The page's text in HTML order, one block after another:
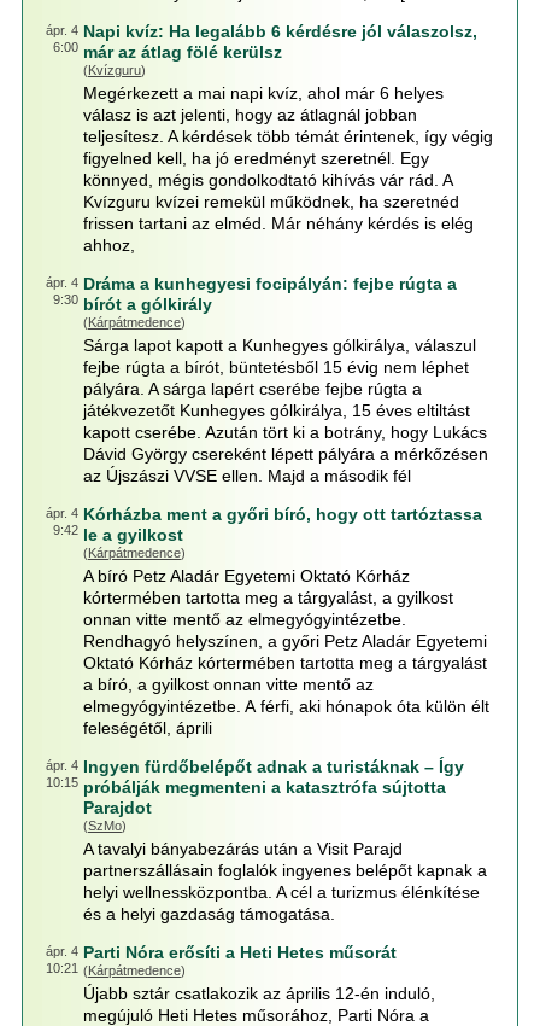
ápr. 4
6:00
Napi kvíz: Ha legalább 6 kérdésre jól válaszolsz,
már az átlag fölé kerülsz
(Kvízguru)
Megérkezett a mai napi kvíz, ahol már 6 helyes
válasz is azt jelenti, hogy az átlagnál jobban
teljesítesz. A kérdések több témát érintenek, így végig
figyelned kell, ha jó eredményt szeretnél. Egy
könnyed, mégis gondolkodtató kihívás vár rád. A
Kvízguru kvízei remekül működnek, ha szeretnéd
frissen tartani az elméd. Már néhány kérdés is elég
ahhoz,
ápr. 4
9:30
Dráma a kunhegyesi focipályán: fejbe rúgta a
bírót a gólkirály
(Kárpátmedence)
Sárga lapot kapott a Kunhegyes gólkirálya, válaszul
fejbe rúgta a bírót, büntetésből 15 évig nem léphet
pályára. A sárga lapért cserébe fejbe rúgta a
játékvezetőt Kunhegyes gólkirálya, 15 éves eltiltást
kapott cserébe. Azután tört ki a botrány, hogy Lukács
Dávid György csereként lépett pályára a mérkőzésen
az Újszászi VVSE ellen. Majd a második fél
ápr. 4
9:42
Kórházba ment a győri bíró, hogy ott tartóztassa
le a gyilkost
(Kárpátmedence)
A bíró Petz Aladár Egyetemi Oktató Kórház
kórtermében tartotta meg a tárgyalást, a gyilkost
onnan vitte mentő az elmegyógyintézetbe.
Rendhagyó helyszínen, a győri Petz Aladár Egyetemi
Oktató Kórház kórtermében tartotta meg a tárgyalást
a bíró, a gyilkost onnan vitte mentő az
elmegyógyintézetbe. A férfi, aki hónapok óta külön élt
feleségétől, áprili
ápr. 4
10:15
Ingyen fürdőbelépőt adnak a turistáknak – Így
próbálják megmenteni a katasztrófa sújtotta
Parajdot
(SzMo)
A tavalyi bányabezárás után a Visit Parajd
partnerszállásain foglalók ingyenes belépőt kapnak a
helyi wellnessközpontba. A cél a turizmus élénkítése
és a helyi gazdaság támogatása.
ápr. 4
10:21
Parti Nóra erősíti a Heti Hetes műsorát
(Kárpátmedence)
Újabb sztár csatlakozik az április 12-én induló,
megújuló Heti Hetes műsorához, Parti Nóra a